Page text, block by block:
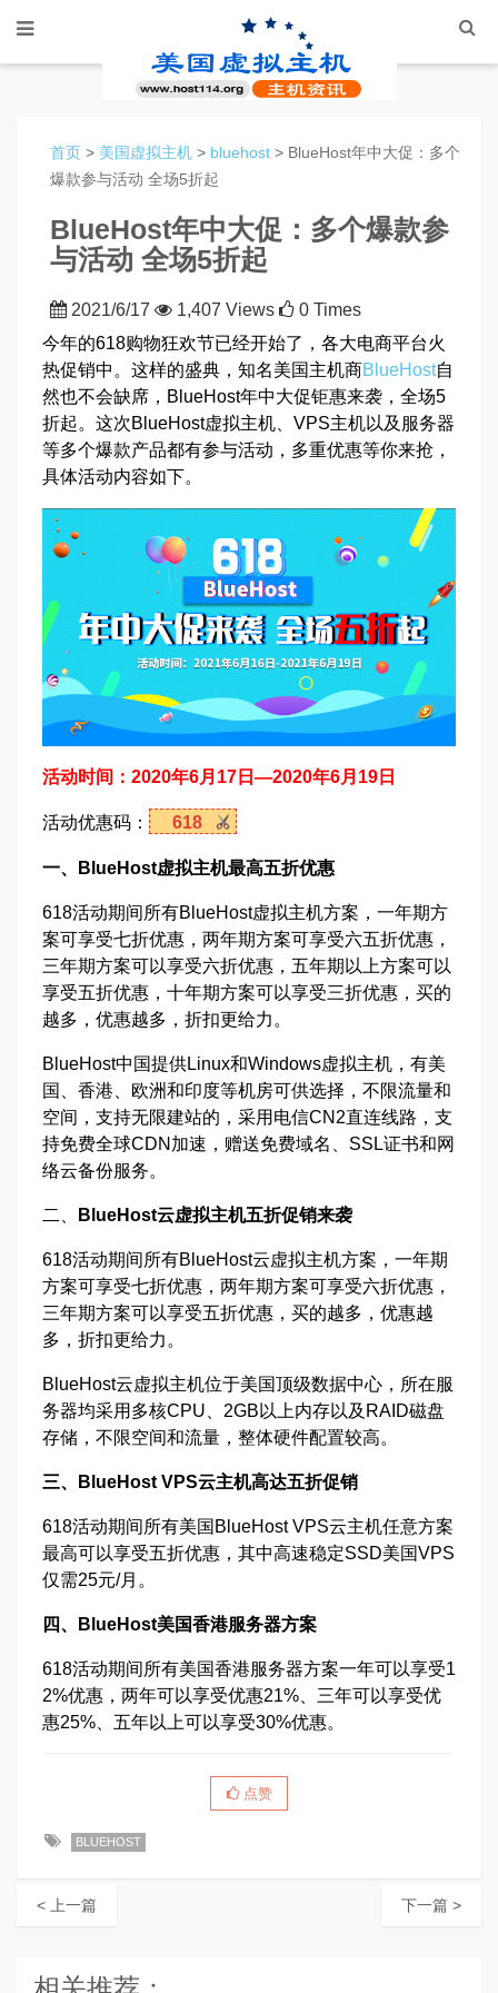
首页 > 美国虚拟主机 > bluehost > BlueHost年中大促：多个
爆款参与活动 全场5折起
BlueHost年中大促：多个爆款参
与活动 全场5折起
2021/6/17 1,407 Views
0 Times
今年的618购物狂欢节已经开始了，各大电商平台火
热促销中。这样的盛典，知名美国主机商BlueHost自
然也不会缺席，BlueHost年中大促钜惠来袭，全场5
折起。这次BlueHost虚拟主机、VPS主机以及服务器
等多个爆款产品都有参与活动，多重优惠等你来抢，
具体活动内容如下。
活动时间：2020年6月17日—2020年6月19日
活动优惠码： 618
一、BlueHost虚拟主机最高五折优惠
618活动期间所有BlueHost虚拟主机方案，一年期方
案可享受七折优惠，两年期方案可享受六五折优惠，
三年期方案可以享受六折优惠，五年期以上方案可以
享受五折优惠，十年期方案可以享受三折优惠，买的
越多，优惠越多，折扣更给力。
BlueHost中国提供Linux和Windows虚拟主机，有美
国、香港、欧洲和印度等机房可供选择，不限流量和
空间，支持无限建站的，采用电信CN2直连线路，支
持免费全球CDN加速，赠送免费域名、SSL证书和网
络云备份服务。
二、 BlueHost云虚拟主机五折促销来袭
618活动期间所有BlueHost云虚拟主机方案，一年期
方案可享受七折优惠，两年期方案可享受六折优惠，
三年期方案可以享受五折优惠，买的越多，优惠越
多，折扣更给力。
BlueHost云虚拟主机位于美国顶级数据中心，所在服
务器均采用多核CPU、2GB以上内存以及RAID磁盘
存储，不限空间和流量，整体硬件配置较高。
三、BlueHost VPS云主机高达五折促销
618活动期间所有美国BlueHost VPS云主机任意方案
最高可以享受五折优惠，其中高速稳定SSD美国VPS
仅需25元/月。
四、BlueHost美国香港服务器方案
618活动期间所有美国香港服务器方案一年可以享受1
2%优惠，两年可以享受优惠21%、三年可以享受优
惠25%、五年以上可以享受30%优惠。
点赞
BLUEHOST
< 上一篇 下一篇 >